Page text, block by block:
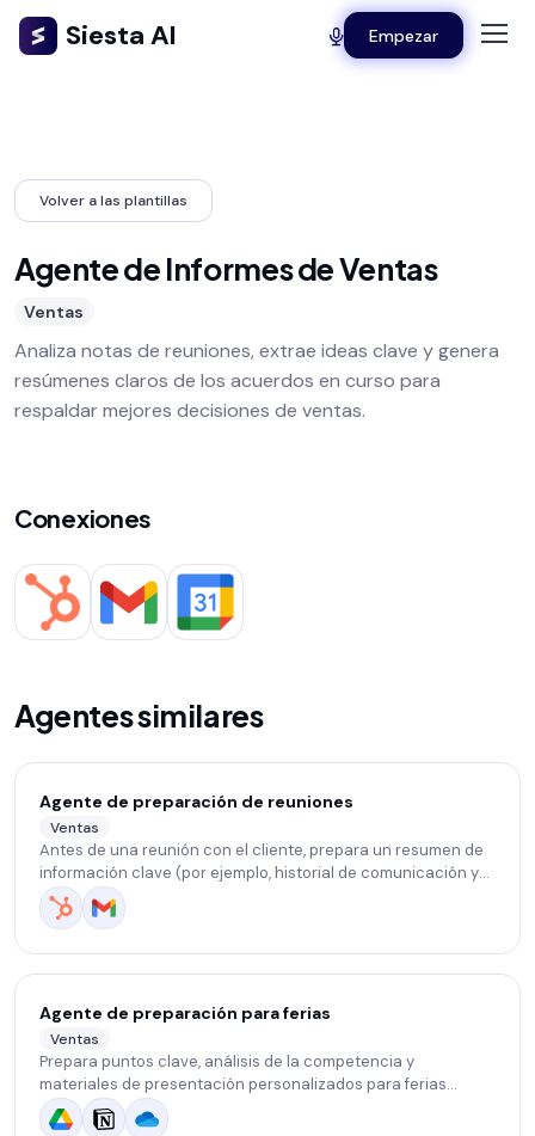
Siesta AI Empezar
Volver a las plantillas
Agente de Informes de Ventas
Ventas
Analiza notas de reuniones, extrae ideas clave y genera
resúmenes claros de los acuerdos en curso para
respaldar mejores decisiones de ventas.
Conexiones
Agentes similares
Agente de preparación de reuniones
Ventas
Antes de una reunión con el cliente, prepara un resumen de
información clave (por ejemplo, historial de comunicación y
actividades en el CRM) y sugiere temas y preguntas.
Agente de preparación para ferias
Ventas
Prepara puntos clave, análisis de la competencia y
materiales de presentación personalizados para ferias
comerciales.